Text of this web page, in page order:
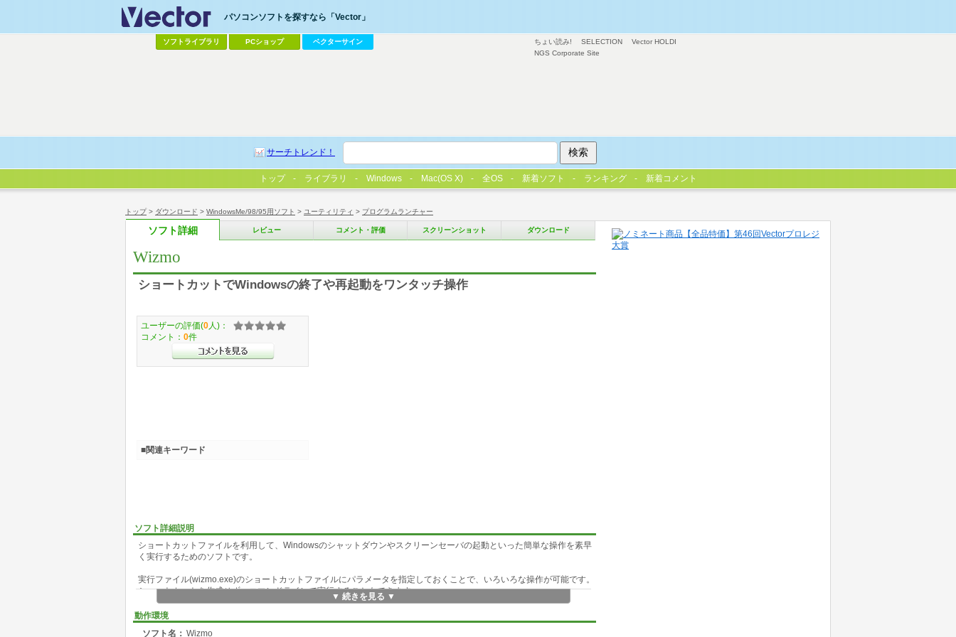
トップ> ダウンロード > WindowsMe/98/95用ソフト > ユーティリティ > プログラムランチャー
ソフト詳細 レビュー コメント・評価 スクリーンショット ダウンロード
Wizmo
ショートカットでWindowsの終了や再起動をワンタッチ操作
ソフト詳細説明
ショートカットファイルを利用して、Windowsのシャットダウンやスクリーンセーバの起動といった簡単な操作を素早
く実行するためのソフトです。
実行ファイル(wizmo.exe)のショートカットファイルにパラメータを指定しておくことで、いろいろな操作が可能です。
ショートカットを作成せず、コマンドラインで実行することもできます。
wizmo.exeをパラメータ指定なしで実行した場合は、説明用のウィンドウが表示されます。ウィンドウ上で「ref」ボタ
ンをクリックすると、各パラメータの内容を確認することができます。
▼ 続きを見る ▼
動作環境
ソフト名： Wizmo
ユーザーの評価(0 人)：
コメント： 0件
■関連キーワード
ちょい読み! SELECTION
Vector HOLDI
NGS Corporate Site
パソコンソフトを探すなら「Vector」
ソフトライブラリ PCショップ ベクターサイン
サーチトレンド！
トップ ライブラリ Windows Mac(OS X) 全OS 新着ソフト ランキング 新着コメント